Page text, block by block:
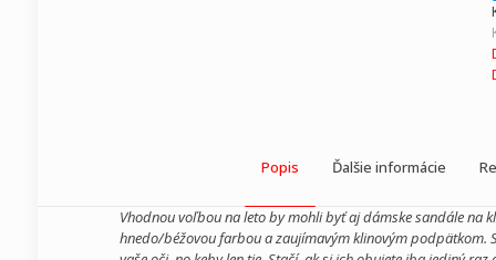
Popis Ďalšie informácie
Vhodnou voľbou na leto by mohli byť aj dámske sandále na
hnedo/béžovou farbou a zaujímavým klinovým podpätkom.